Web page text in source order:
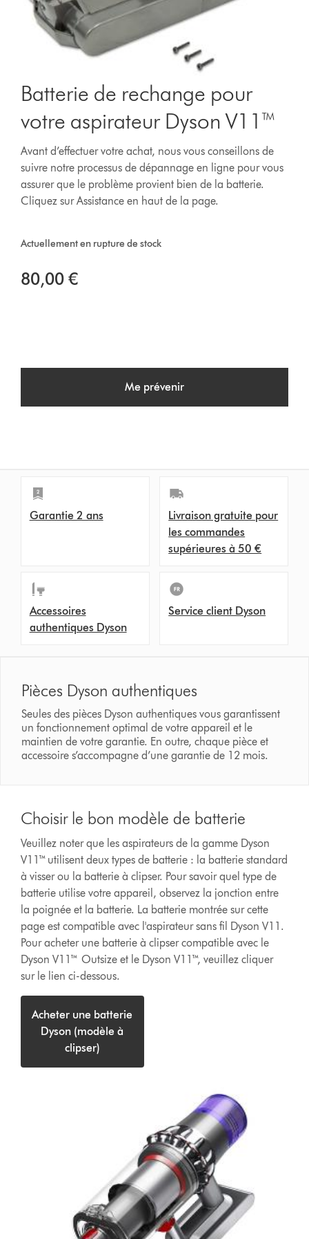
Batterie de rechange pour
votre aspirateur Dyson V11™
Avant d’effectuer votre achat, nous vous conseillons de
suivre notre processus de dépannage en ligne pour vous
assurer que le problème provient bien de la batterie.
Cliquez sur Assistance en haut de la page.
Actuellement en rupture de stock
80,00 €
Me prévenir
Garantie 2 ans
Livraison gratuite pour
les commandes
supérieures à 50 €
Accessoires
authentiques Dyson
Service client Dyson
Pièces Dyson authentiques
Seules des pièces Dyson authentiques vous garantissent
un fonctionnement optimal de votre appareil et le
maintien de votre garantie. En outre, chaque pièce et
accessoire s’accompagne d’une garantie de 12 mois.
Choisir le bon modèle de batterie
Veuillez noter que les aspirateurs de la gamme Dyson
V11™ utilisent deux types de batterie : la batterie standard
à visser ou la batterie à clipser. Pour savoir quel type de
batterie utilise votre appareil, observez la jonction entre
la poignée et la batterie. La batterie montrée sur cette
page est compatible avec l'aspirateur sans fil Dyson V11.
Pour acheter une batterie à clipser compatible avec le
Dyson V11™ Outsize et le Dyson V11™, veuillez cliquer
sur le lien ci-dessous.
Acheter une batterie
Dyson (modèle à
clipser)